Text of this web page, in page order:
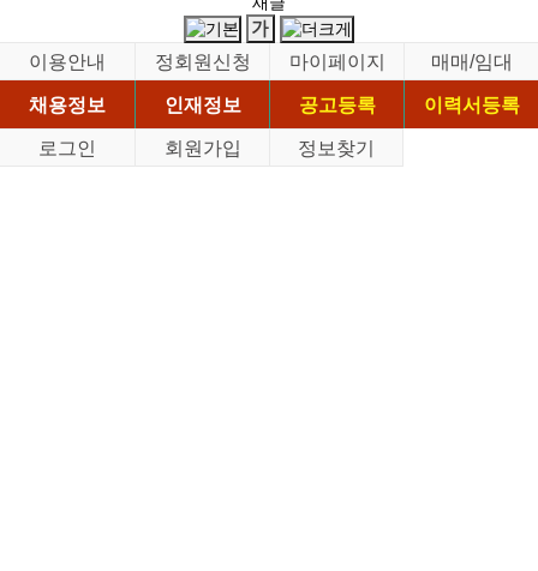
이용안내 정회원신청 마이페이지
매매/임대
채용정보
인재정보 공고등록
이력서등록
로그인
회원가입 정보찾기